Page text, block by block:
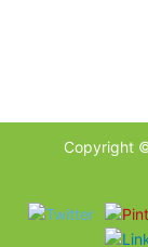
Copyright